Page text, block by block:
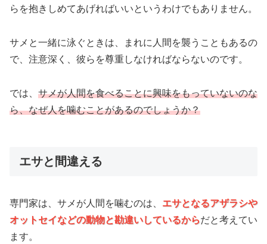
らを抱きしめてあげればいいというわけでもありません。
サメと一緒に泳ぐときは、まれに人間を襲うこともあるの
で、注意深く、彼らを尊重しなければならないのです。
では、 サメが人間を食べることに興味をもっていないのな
ら、なぜ人を噛むことがあるのでしょうか？
エサと間違える
専門家は、サメが人間を噛むのは、 エサとなるアザラシや
オットセイなどの動物と勘違いしているからだと考えてい
ます。